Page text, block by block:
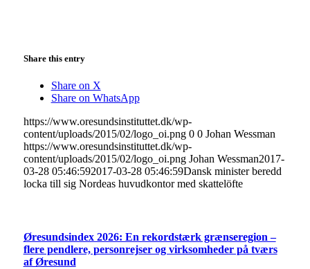
Share this entry
Share on X
Share on WhatsApp
https://www.oresundsinstituttet.dk/wp-
content/uploads/2015/02/logo_oi.png 0 0 Johan Wessman
https://www.oresundsinstituttet.dk/wp-
content/uploads/2015/02/logo_oi.png Johan Wessman2017-
03-28 05:46:592017-03-28 05:46:59Dansk minister beredd
locka till sig Nordeas huvudkontor med skattelöfte
Øresundsindex 2026: En rekordstærk grænseregion –
flere pendlere, personrejser og virksomheder på tværs
af Øresund